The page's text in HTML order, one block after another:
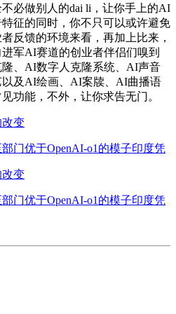
必做别人的dai li，让你手上的AI
征的同时，你不只可以或许避免
反馈的环境来看，再加上比来，
军AI赛道的创业者伴侣们嗅到
、AI数字人克隆系统、AI声音
及AI绘画、AI案牍、AI曲播语
功能，不外，让你求告无门。
变
门优于OpenAI-o1的模子印度凭
变
门优于OpenAI-o1的模子印度凭